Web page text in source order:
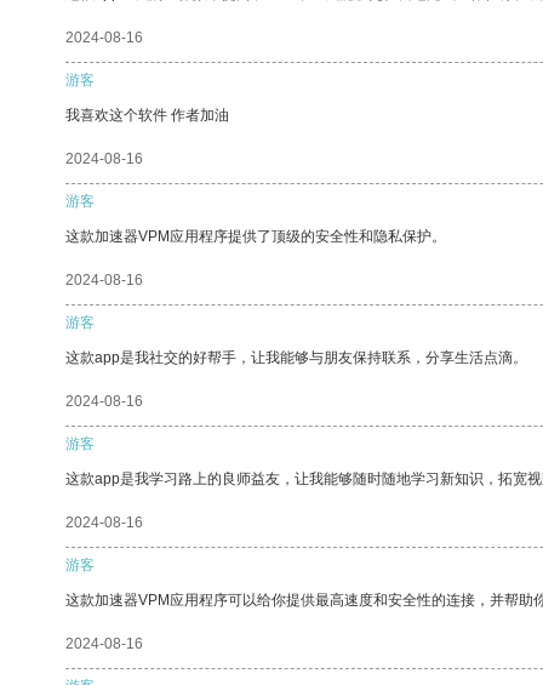
2024-08-16
游客
我喜欢这个软件 作者加油
2024-08-16
游客
这款加速器VPM应用程序提供了顶级的安全性和隐私保护。
2024-08-16
游客
这款app是我社交的好帮手，让我能够与朋友保持联系，分享生活点滴。
2024-08-16
游客
这款app是我学习路上的良师益友，让我能够随时随地学习新知识，拓宽
2024-08-16
游客
这款加速器VPM应用程序可以给你提供最高速度和安全性的连接，并帮助
2024-08-16